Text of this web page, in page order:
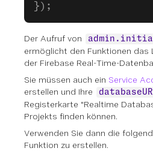
});
Der Aufruf von
ermöglicht den Funktionen das
der Firebase Real-Time-
Sie müssen auch ein Service
erstellen und Ihre
Registerkarte "Realtime
Projekts finden können.
Verwenden Sie dann die
Funktion zu erstellen.